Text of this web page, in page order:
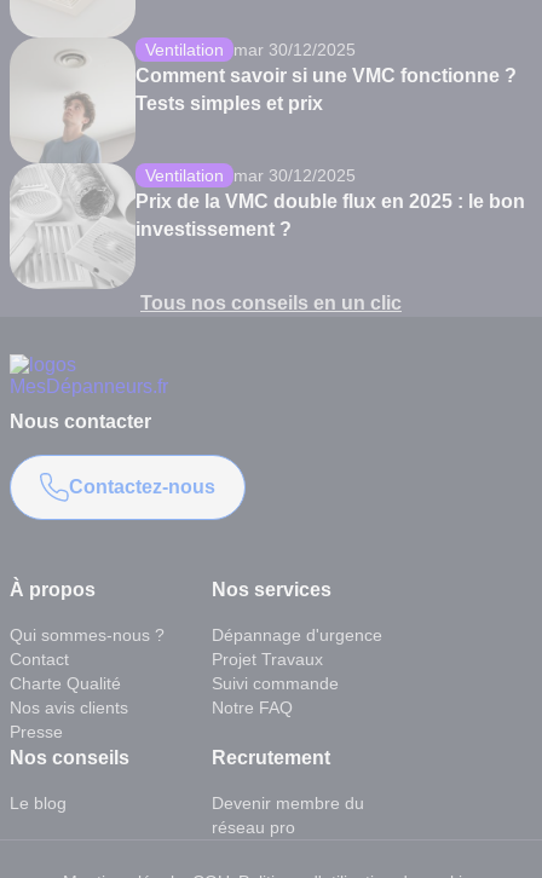
Ventilation mar 30/12/2025
Comment savoir si une VMC fonctionne ?
Tests simples et prix
Ventilation mar 30/12/2025
Prix de la VMC double flux en 2025 : le bon
investissement ?
Tous nos conseils en un clic
À propos
Qui sommes-nous ?
Contact
Charte Qualité
Nos avis clients
Presse
Nos services
Dépannage d'urgence
Projet Travaux
Suivi commande
Notre FAQ
Nos conseils
Le blog
Recrutement
Devenir membre du
réseau pro
Nous contacter
Contactez-nous